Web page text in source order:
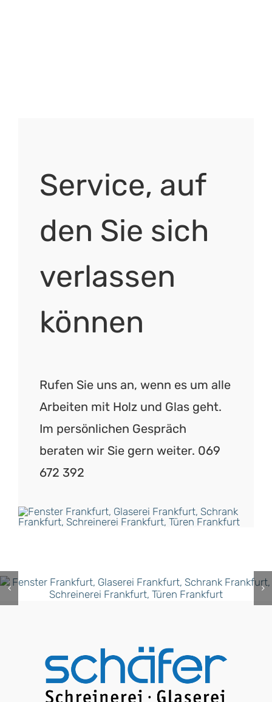
Service, auf
den Sie sich
verlassen
können
Rufen Sie uns an, wenn es um alle
Arbeiten mit Holz und Glas geht.
Im persönlichen Gespräch
beraten wir Sie gern weiter. 069
672 392